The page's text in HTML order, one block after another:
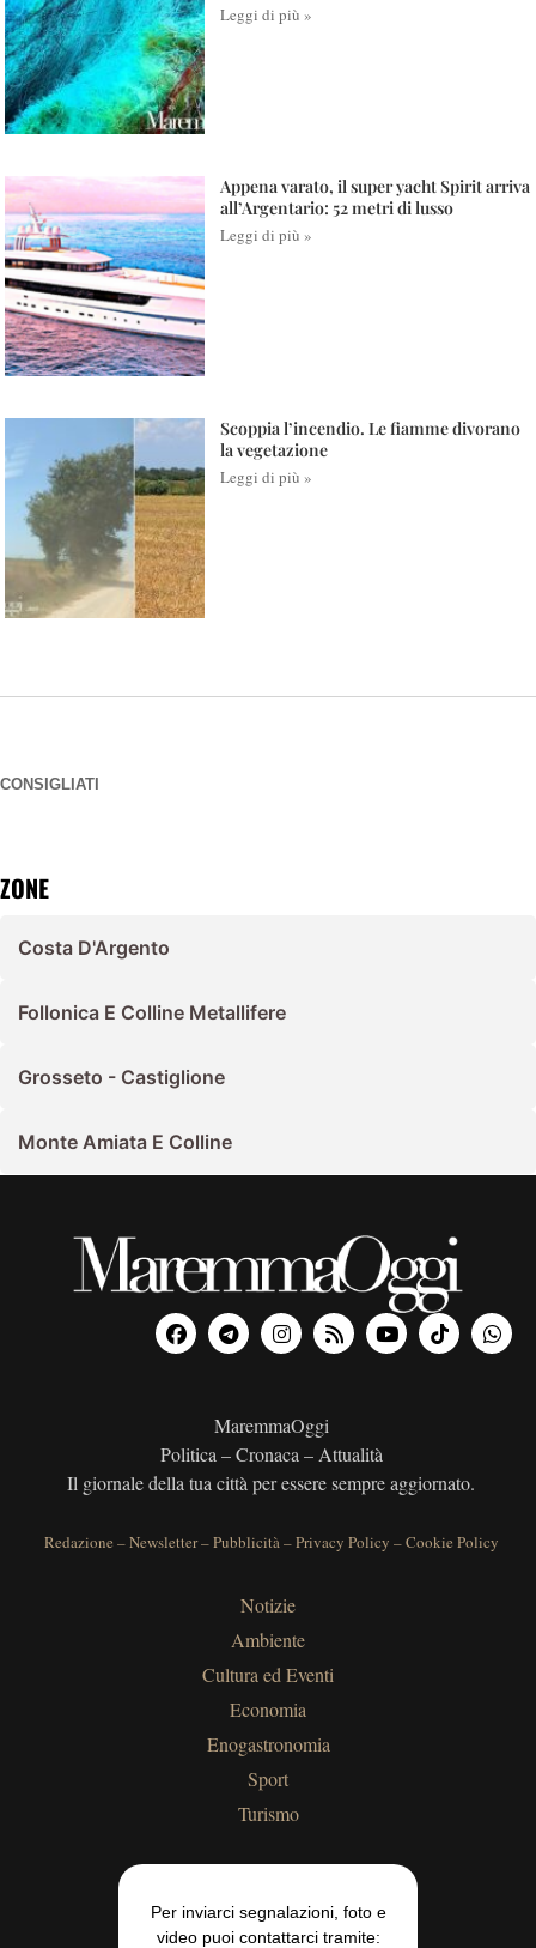
Leggi di più »
Appena varato, il super yacht Spirit arriva
all’Argentario: 52 metri di lusso
Leggi di più »
Scoppia l’incendio. Le fiamme divorano
la vegetazione
Leggi di più »
CONSIGLIATI
ZONE
Costa D'Argento
Follonica E Colline Metallifere
Grosseto - Castiglione
Monte Amiata E Colline
MaremmaOggi
Politica – Cronaca – Attualità
Il giornale della tua città per essere sempre aggiornato.
Redazione –Newsletter–Pubblicità–Privacy Policy –Cookie Policy
Notizie
Ambiente
Cultura ed Eventi
Economia
Enogastronomia
Sport
Turismo
Per inviarci segnalazioni, foto e
video puoi contattarci tramite: